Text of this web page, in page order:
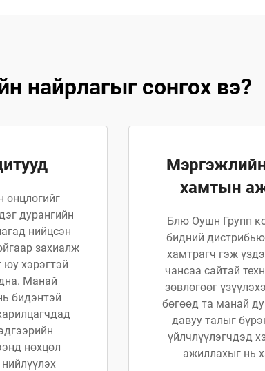
найрлагыг сонгох вэ?
онцлогийг
дурангийн
нийцсэн
захиалж
юу хэрэгтэй
Манай
бидэнтэй
нөхцөл
хамтын
Блю Оушн Групп
бидний
хамтрагч гэж
чансаа сайтай
зөвлөгөөг
бөгөөд та манай
давуу талыг
үйлчлүүлэгчдэд
ажиллахыг нь